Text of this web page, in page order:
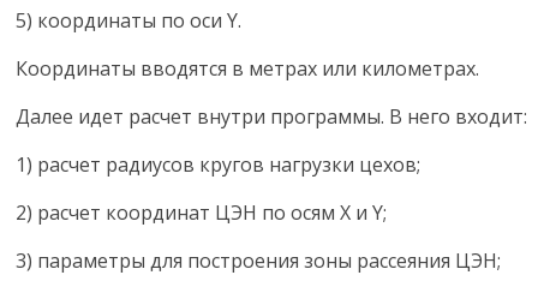
5) координаты по оси Y.
Координаты вводятся в метрах или километрах.
Далее идет расчет внутри программы. В него входит:
1) расчет радиусов кругов нагрузки цехов;
2) расчет координат ЦЭН по осям X и Y;
3) параметры для построения зоны рассеяния ЦЭН;